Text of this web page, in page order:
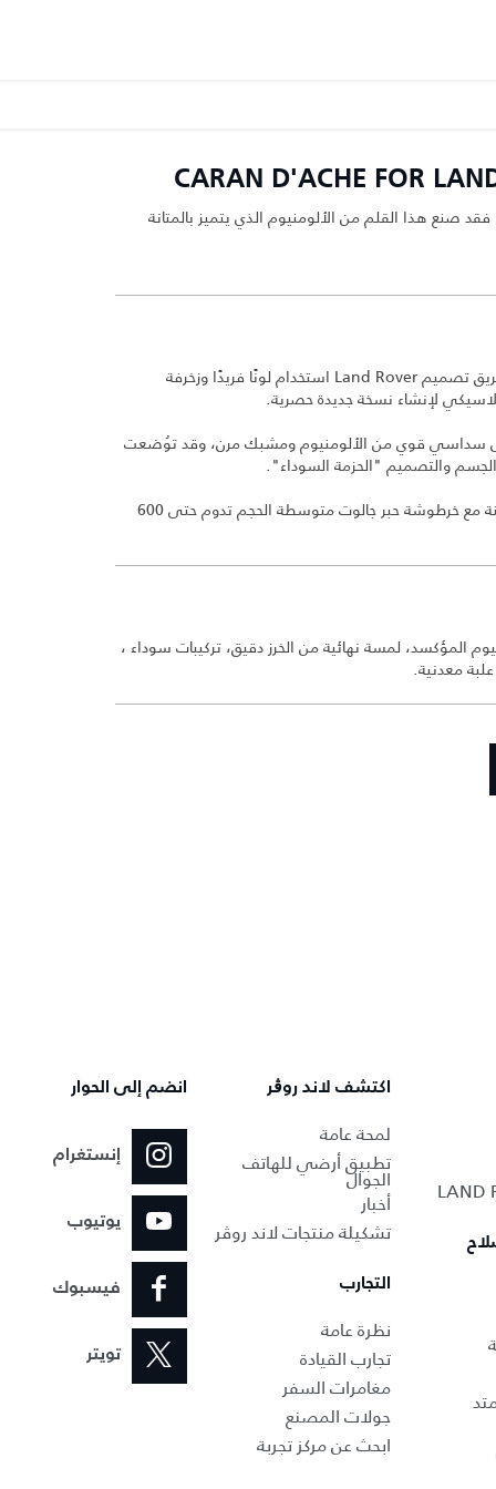
فقد صنع هذا القلم من الألومنيوم الذي يتميز بالمتانة
بالتعاون مع Caran d'Ache ، استطاع فريق تصميم Land Rover استخدام لونًا فريدًا وزخرفة
سداسي قوي من الألومنيوم ومشبك مرن، وقد توُضعت
يُقدم القلم في علبة هدايا رفيعة ومبطنة مع خرطوشة حبر جالوت متوسطة الحجم تدوم حتى 600
لمسة نهائية من الخرز دقيق، تركيبات سوداء ،
اكتشف لاند روڨر
لمحة عامة
تطبيق أرضي للهاتف
الجوال
أخبار
تشكيلة منتجات لاند روڤر
التجارب
نظرة عامة
تجارب القيادة
مغامرات السفر
جولات المصنع
ابحث عن مركز تجربة
انضم إلى الحوار
إنستغرام
يوتيوب
فيسبوك
تويتر